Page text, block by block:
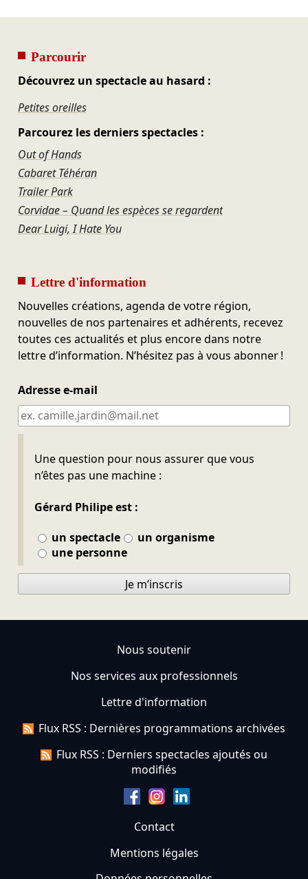
Parcourir
Découvrez un spectacle au hasard :
Petites oreilles
Parcourez les derniers spectacles :
Out of Hands
Cabaret Téhéran
Trailer Park
Corvidae – Quand les espèces se regardent
Dear Luigi, I Hate You
Lettre d'information
Nouvelles créations, agenda de votre région,
nouvelles de nos partenaires et adhérents, recevez
toutes ces actualités et plus encore dans notre
lettre d’information. N’hésitez pas à vous abonner !
Adresse e-mail
Une question pour nous assurer que vous
n’êtes pas une machine :
Gérard Philipe est :
un spectacle
un organisme
une personne
Ne pas remplir
Je m’inscris
Nous soutenir
Nos services aux professionnels
Lettre d'information
Flux RSS : Dernières programmations archivées
Flux RSS : Derniers spectacles ajoutés ou
modifiés
Contact
Mentions légales